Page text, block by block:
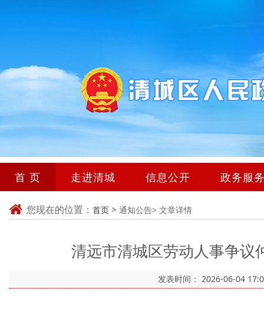
首 页 走进清城 信息公开 政务服
您现在的位置： 首页 > 通知公告> 文章详情
清远市清城区劳动人事争议
发表时间： 2026-06-04